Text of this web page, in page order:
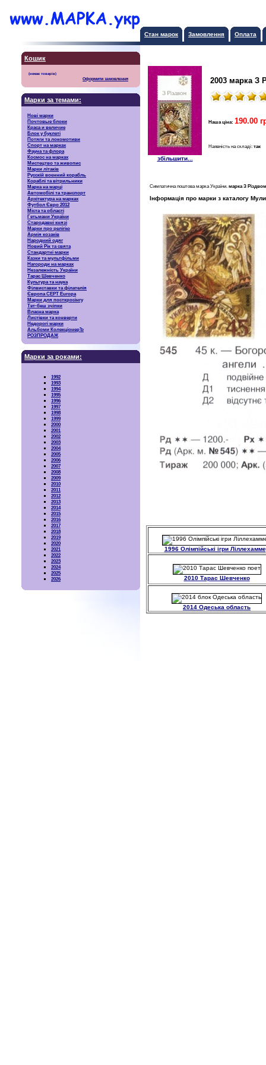
Стан марок Замовлення Оплата
Кошик
Оформити замовлення
Марки за темами:
Нові марки
Почтовые блоки
Краса и величие
Блок у буклеті
Потяги та локомотиви
Спорт на марках
Фауна та флора
Космос на марках
Мистецтво та живопис
Марки літаків
Русскiй воєнний корабль
Кораблі та вітрильники
Марка на марці
Автомобілі та транспорт
Архітектура на марках
Футбол Євро 2012
Міста та області
Гетьмани України
Стародавні князі
Марки про релігію
Армія козаків
Народний одяг
Новий Рік та свята
Стандартні марки
Казки та мультфільми
Нагороди на марках
Незалежність України
Тарас Шевченко
Культура та наука
Філвиставки та філателія
Європа CEPT Europa
Марки для посткросінгу
Тет-беш зчіпки
Власна марка
Листівки та конверти
Недорогі марки
Альбоми КолекціонерЪ
РОЗПРОДАЖ
Марки за роками:
1992
1993
1994
1995
1996
1997
1998
1999
2000
2001
2002
2003
2004
2005
2006
2007
2008
2009
2010
2011
2012
2013
2014
2015
2016
2017
2018
2019
2020
2021
2022
2023
2024
2025
2026
збільшити...
2003 марка
Наша ціна: 190.00
Наявність на складі: так
Симпатична поштова марка України. марка З
Інформація про марки з каталогу
1996 Олімпійські ігри
2010 Тарас Шевченко
2014 Одеська область